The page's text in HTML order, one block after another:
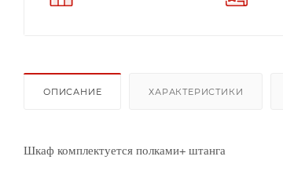
ОПИСАНИЕ ХАРАКТЕРИСТИКИ
Шкаф комплектуется полками+ штанга